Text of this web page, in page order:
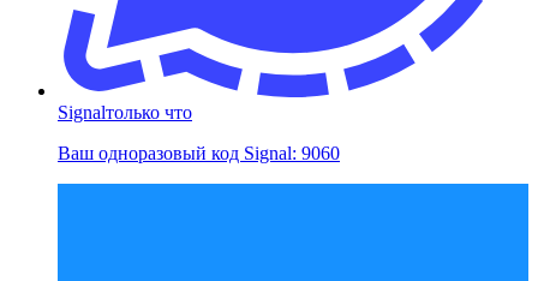
Signalтолько что
Ваш одноразовый код Signal: 9060